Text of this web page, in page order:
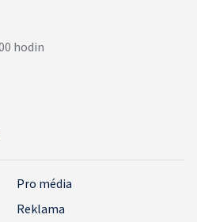
Pro média
Reklama